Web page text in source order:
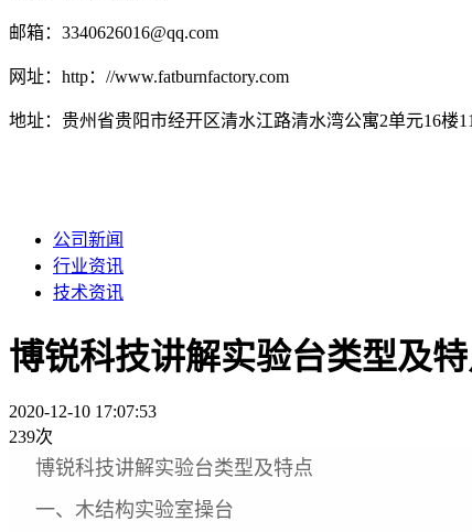
邮箱：3340626016@qq.com
网址：http：//www.fatburnfactory.com
地址：贵州省贵阳市经开区清水江路清水湾公寓2单元16楼
公司新闻
行业资讯
技术资讯
博锐科技讲解实验台类型及
2020-12-10 17:07:53
239次
博锐科技讲解实验台类型及特点
一、木结构实验室操台